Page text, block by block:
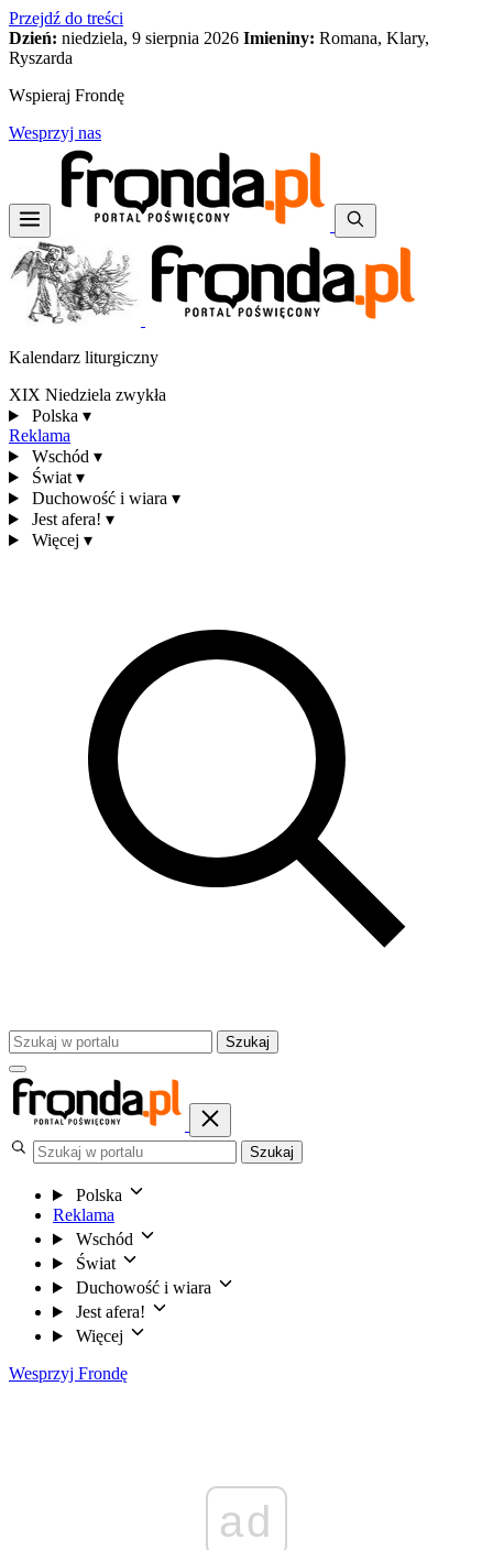
Przejdź do treści
Dzień: niedziela, 9 sierpnia 2026 Imieniny: Romana, Klary,
Ryszarda
Wspieraj Frondę
Wesprzyj nas
Kalendarz liturgiczny
XIX Niedziela zwykła
Polska ▾
Reklama
Wschód ▾
Świat ▾
Duchowość i wiara ▾
Jest afera! ▾
Więcej ▾
Szukaj
Szukaj
Polska
Reklama
Wschód
Świat
Duchowość i wiara
Jest afera!
Więcej
Wesprzyj Frondę
ad